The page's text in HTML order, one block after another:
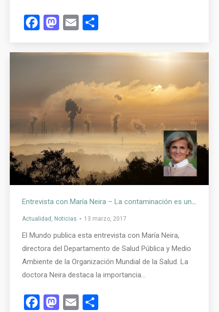
Facebook
Mastodon
Email
Actualidad Noticias 13 marzo, 2017
El Mundo publica esta entrevista con María Neira,
directora del Departamento de Salud Pública y Medio
Ambiente de la Organización Mundial de la Salud. La
doctora Neira destaca la importancia…
Facebook
Mastodon
Email